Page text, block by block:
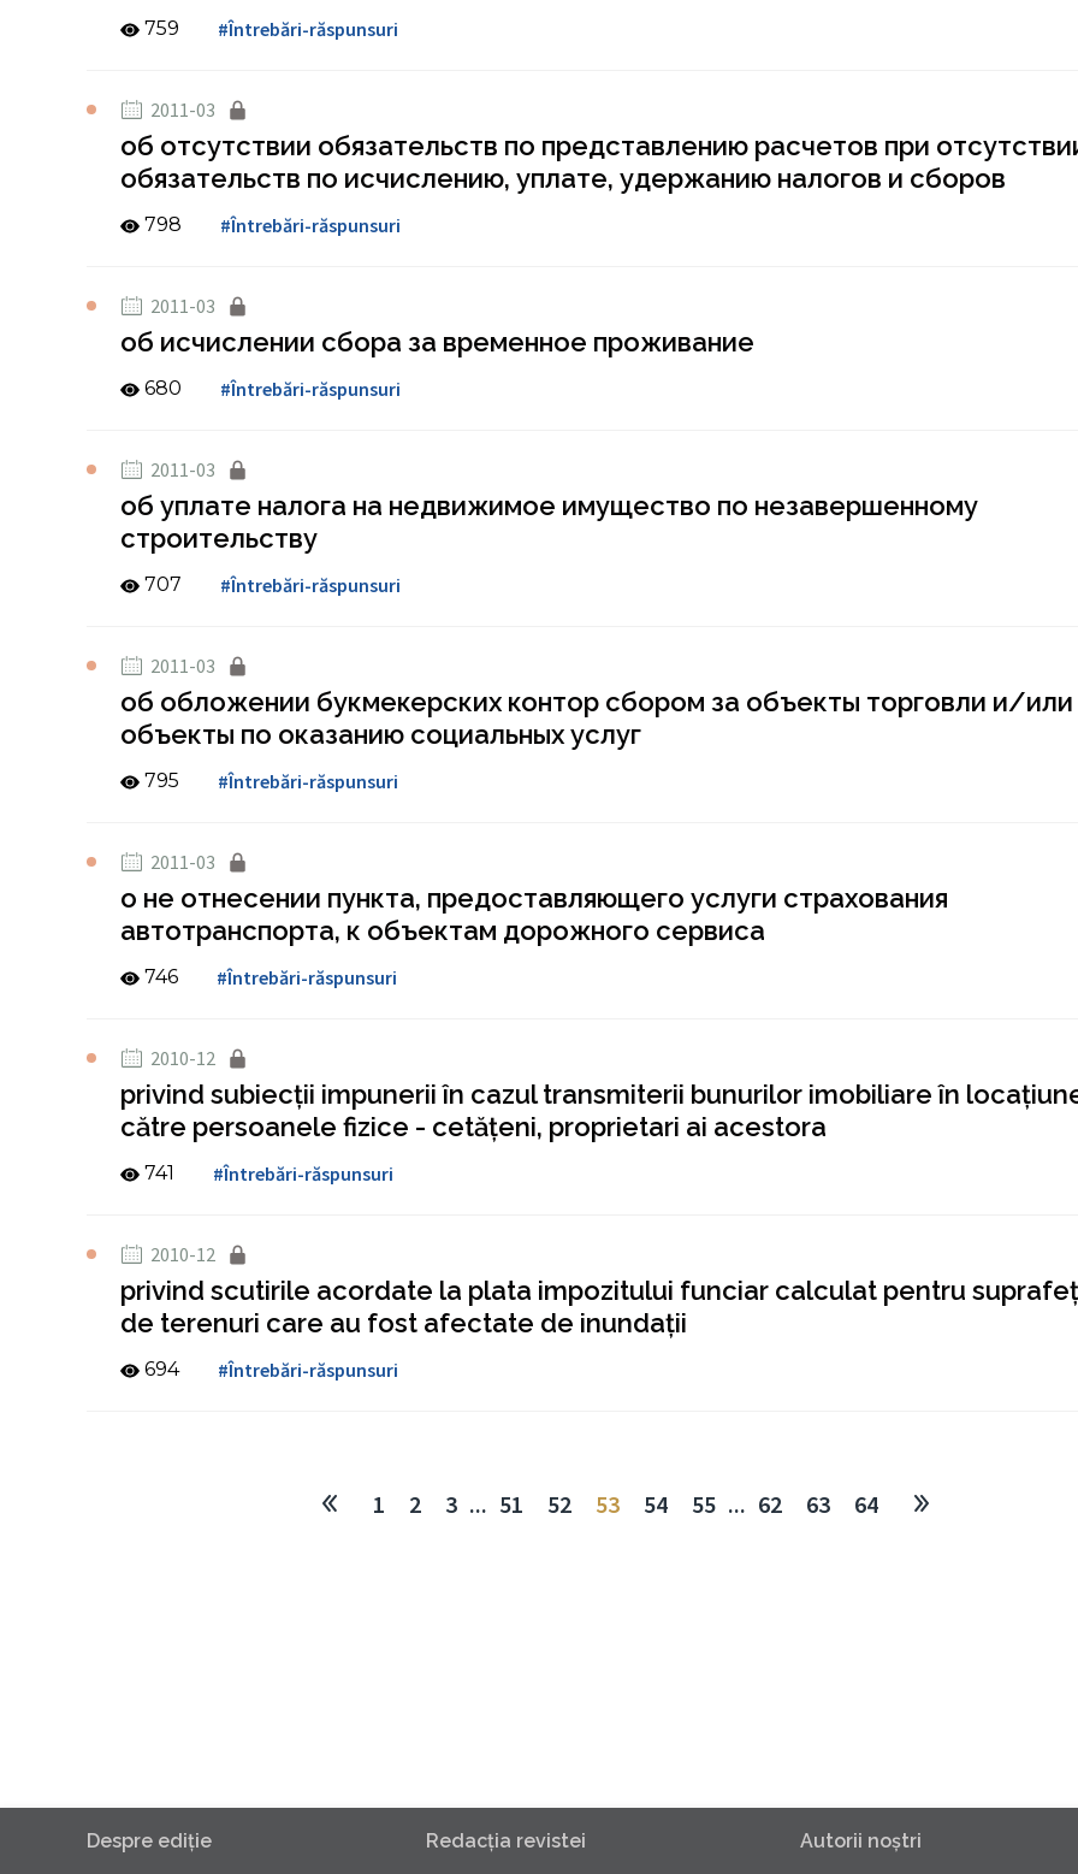
759 #Întrebări-răspunsuri
2011-03
об отсутствии обязательств по представлению расчетов при
обязательств по исчислению, уплате, удержанию налогов и сборов
798 #Întrebări-răspunsuri
2011-03
об исчислении сбора за временное проживание
680 #Întrebări-răspunsuri
2011-03
об уплате налога на недвижимое имущество по незавершенному
строительству
707 #Întrebări-răspunsuri
2011-03
об обложении букмекерских контор сбором за объекты торговли и/или
объекты по оказанию социальных услуг
795 #Întrebări-răspunsuri
2011-03
о не отнесении пункта, предоставляющего услуги страхования
автотранспорта, к объектам дорожного сервиса
746 #Întrebări-răspunsuri
2010-12
privind subiecţii impunerii în cazul transmiterii bunurilor imobiliare în
către persoanele fizice - cetăţeni, proprietari ai acestora
741 #Întrebări-răspunsuri
2010-12
privind scutirile acordate la plata impozitului funciar calculat pentru
de terenuri care au fost afectate de inundaţii
694 #Întrebări-răspunsuri
1 2 3 ... 51 52 53 54 55 ... 62 63 64
Despre ediţie Redacţia revistei Autorii noştri